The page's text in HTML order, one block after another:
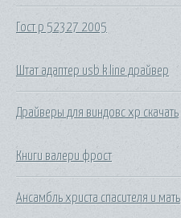
Гост р 52327 2005
Штат адаптер usb k line драйвер
Драйверы для виндовс хр скачать
Книги валери фрост
Ансамбль христа спасителя и мать